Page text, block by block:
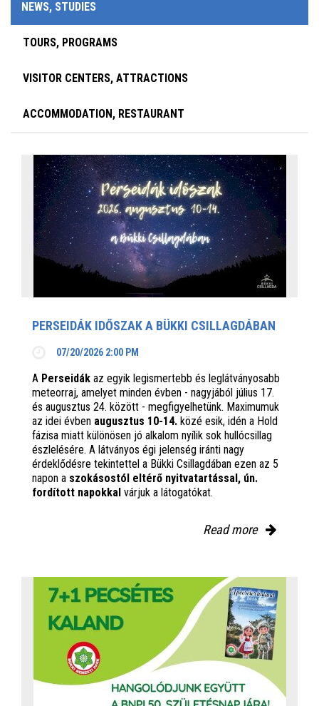
NEWS, STUDIES
TOURS, PROGRAMS
VISITOR CENTERS, ATTRACTIONS
ACCOMMODATION, RESTAURANT
PERSEIDÁK IDŐSZAK A BÜKKI CSILLAGDÁBAN
07/20/2026 2:00 PM
A Perseidák az egyik legismertebb és leglátványosabb
meteorraj, amelyet minden évben - nagyjából július 17.
és augusztus 24. között - megfigyelhetünk. Maximumuk
az idei évben augusztus 10-14. közé esik, idén a Hold
fázisa miatt különösen jó alkalom nyílik sok hullócsillag
észlelésére. A látványos égi jelenség iránti nagy
érdeklődésre tekintettel a Bükki Csillagdában ezen az 5
napon a szokásostól eltérő nyitvatartással, ún.
fordított napokkal várjuk a látogatókat.
Read more